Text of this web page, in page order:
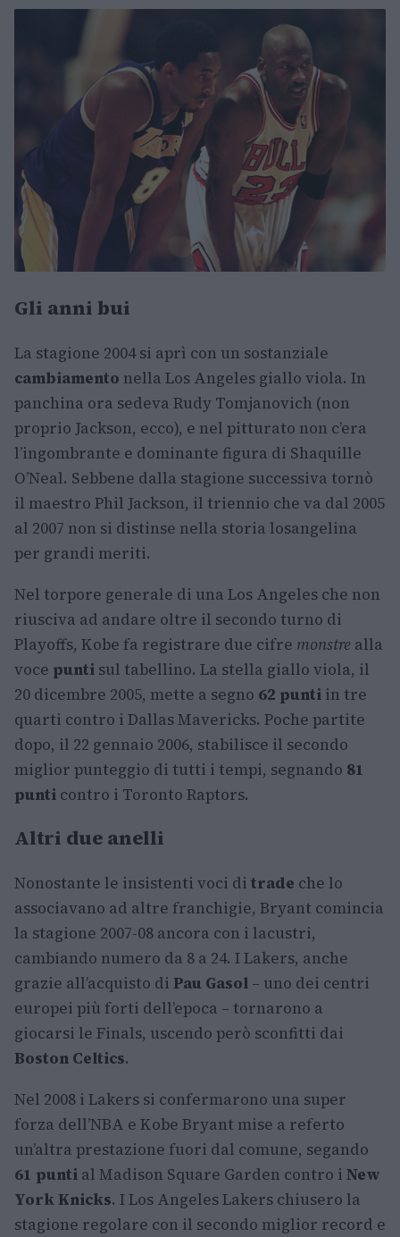
Gli anni bui
La stagione 2004 si aprì con un sostanziale
cambiamento nella Los Angeles giallo viola. In
panchina ora sedeva Rudy Tomjanovich (non
proprio Jackson, ecco), e nel pitturato non c’era
l’ingombrante e dominante figura di Shaquille
O’Neal. Sebbene dalla stagione successiva tornò
il maestro Phil Jackson, il triennio che va dal 2005
al 2007 non si distinse nella storia losangelina
per grandi meriti.
Nel torpore generale di una Los Angeles che non
riusciva ad andare oltre il secondo turno di
Playoffs, Kobe fa registrare due cifre monstre alla
voce punti sul tabellino. La stella giallo viola, il
20 dicembre 2005, mette a segno 62 punti in tre
quarti contro i Dallas Mavericks. Poche partite
dopo, il 22 gennaio 2006, stabilisce il secondo
miglior punteggio di tutti i tempi, segnando 81
punti contro i Toronto Raptors.
Altri due anelli
Nonostante le insistenti voci di trade che lo
associavano ad altre franchigie, Bryant comincia
la stagione 2007-08 ancora con i lacustri,
cambiando numero da 8 a 24. I Lakers, anche
grazie all’acquisto di Pau Gasol – uno dei centri
europei più forti dell’epoca – tornarono a
giocarsi le Finals, uscendo però sconfitti dai
Boston Celtics.
Nel 2008 i Lakers si confermarono una super
forza dell’NBA e Kobe Bryant mise a referto
un’altra prestazione fuori dal comune, segando
61 punti al Madison Square Garden contro i New
York Knicks. I Los Angeles Lakers chiusero la
stagione regolare con il secondo miglior record e